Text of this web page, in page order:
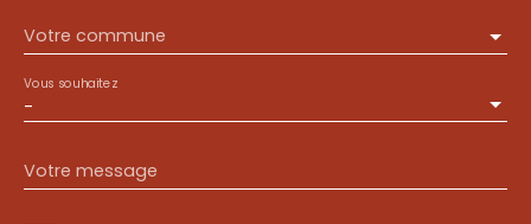
Votre commune
-
Vous souhaitez
Votre message